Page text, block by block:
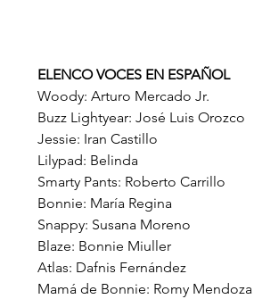
ELENCO VOCES EN ESPAÑOL
Woody: Arturo Mercado Jr.
Buzz Lightyear: José Luis Orozco
Jessie: Iran Castillo
Lilypad: Belinda
Smarty Pants: Roberto Carrillo
Bonnie: María Regina
Snappy: Susana Moreno
Blaze: Bonnie Miuller
Atlas: Dafnis Fernández
Mamá de Bonnie: Romy Mendoza